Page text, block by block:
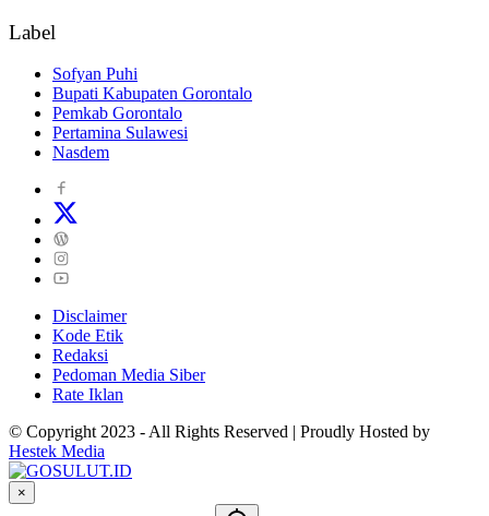
Label
Sofyan Puhi
Bupati Kabupaten Gorontalo
Pemkab Gorontalo
Pertamina Sulawesi
Nasdem
Disclaimer
Kode Etik
Redaksi
Pedoman Media Siber
Rate Iklan
© Copyright 2023 - All Rights Reserved | Proudly Hosted by
Hestek Media
×